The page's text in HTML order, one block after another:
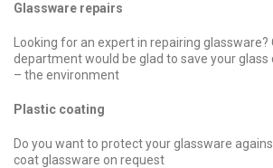
Glassware repairs
.Looking for an expert in repairing
department would be glad to save your glass
– the environment
Plastic coating
.Do you want to protect your glassware
coat glassware on request